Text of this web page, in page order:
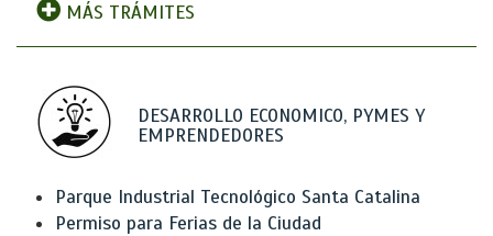
MÁS TRÁMITES
DESARROLLO ECONOMICO, PYMES Y
EMPRENDEDORES
Parque Industrial Tecnológico Santa Catalina
Permiso para Ferias de la Ciudad